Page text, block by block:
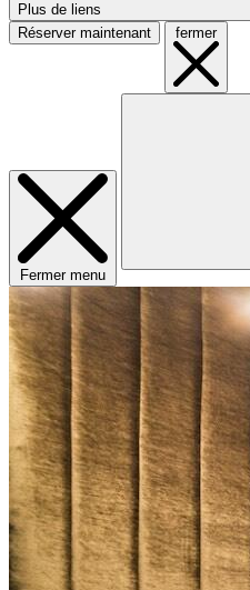
Plus de liens
Réserver maintenant
fermer
Fermer menu